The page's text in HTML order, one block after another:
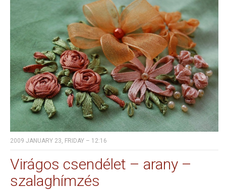
2009 JANUARY 23, FRIDAY – 12:16
Virágos csendélet – arany –
szalaghímzés